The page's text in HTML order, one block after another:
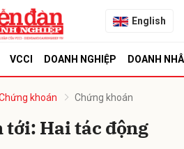
English
VCCI DOANH NGHIỆP DOANH
khoán Chứng khoán
tới: Hai tác động